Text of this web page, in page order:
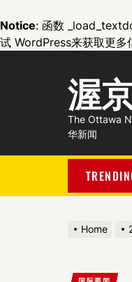
Notice: 函数
试 WordPress来获取更多
渥
The Ottawa
华新闻
Home